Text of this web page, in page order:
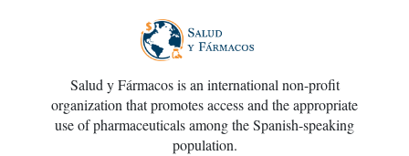
Salud y Fármacos is an international non-profit
organization that promotes access and the appropriate
use of pharmaceuticals among the Spanish-speaking
population.